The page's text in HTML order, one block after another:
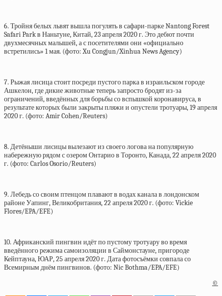
6. Тройня белых львят вышла погулять в сафари-парке Nantong Forest
Safari Park в Наньтуне, Китай, 23 апреля 2020 г. Это дебют почти
двухмесячных малышей, а с посетителями они «официально
встретились» 1 мая. (фото: Xu Congjun/Xinhua News Agency)
7. Рыжая лисица стоит посреди пустого парка в израильском городе
Ашкелон, где дикие животные теперь запросто бродят из-за
ограничений, введённых для борьбы со вспышкой коронавируса, в
результате которых были закрыты пляжи и опустели тротуары, 19 апреля
2020 г. (фото: Amir Cohen/Reuters)
8. Детёныши лисицы вылезают из своего логова на популярную
набережную рядом с озером Онтарио в Торонто, Канада, 22 апреля 2020
г. (фото: Carlos Osorio/Reuters)
9. Лебедь со своим птенцом плавают в водах канала в лондонском
районе Уапинг, Великобритания, 22 апреля 2020 г. (фото: Vickie
Flores/EPA/EFE)
10. Африканский пингвин идёт по пустому тротуару во время
введённого режима самоизоляции в Саймонстауне, пригороде
Кейптауна, ЮАР, 25 апреля 2020 г. Дата фотосъёмки совпала со
Всемирным днём пингвинов. (фото: Nic Bothma/EPA/EFE)
©